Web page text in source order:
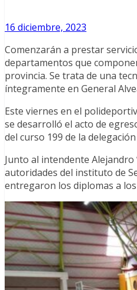
16 diciembre, 2023
Comenzarán a prestar
departamentos que
provincia. Se trata de una
íntegramente en General
Este viernes en el
se desarrolló el acto de
del curso 199 de la
Junto al intendente
autoridades del instituto de
entregaron los diplomas a